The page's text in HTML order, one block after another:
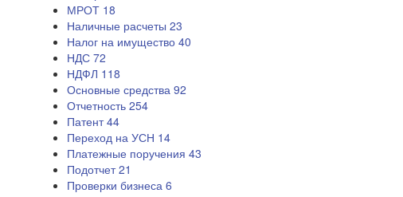
МРОТ 18
Наличные расчеты 23
Налог на имущество 40
НДС 72
НДФЛ 118
Основные средства 92
Отчетность 254
Патент44
Переход на УСН 14
Платежные поручения 43
Подотчет21
Проверки бизнеса 6